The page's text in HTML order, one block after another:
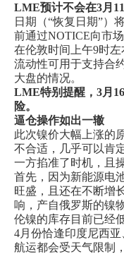
LME预计不会在3月
日期（“恢复日期”）
前通过NOTICE向市
在伦敦时间上午9时
流动性可用于支持合
大盘的情况。
LME特别提醒，3月
险。
逼仓操作如出一辙
此次镍价大幅上涨的
不合适，几乎可以肯
一方掐准了时机，且
首先，因为新能源电
旺盛，且还在不断增
响，产自俄罗斯的镍
伦镍的库存目前已经
4月份恰逢印度尼西亚
航运都会受天气限制